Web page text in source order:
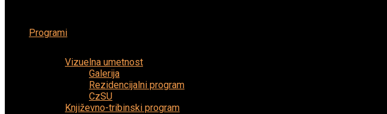
Programi
Vizuelna umetnost
Galerija
Rezidencijalni program
CzSU
Književno-tribinski program